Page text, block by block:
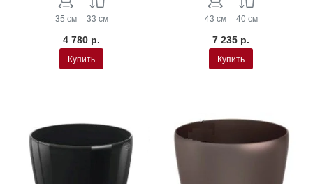
35 см 33 см
4 780 р.
Купить
43 см 40 см
7 235 р.
Купить